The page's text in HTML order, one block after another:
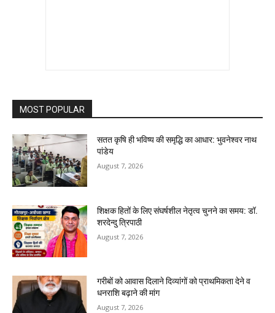
MOST POPULAR
सतत कृषि ही भविष्य की समृद्धि का आधार: भुवनेश्वर नाथ
पांडेय
August 7, 2026
शिक्षक हितों के लिए संघर्षशील नेतृत्व चुनने का समय: डॉ.
शरदेन्दु त्रिपाठी
August 7, 2026
गरीबों को आवास दिलाने दिव्यांगों को प्राथमिकता देने व
धनराशि बढ़ाने की मांग
August 7, 2026